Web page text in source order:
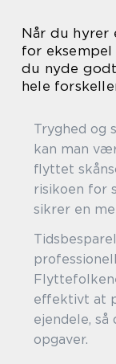
Når du hyrer
for
du nyde
hele
Tryghed og
kan man
flyttet
risikoen for
sikrer en
effektivt at
ejendele, så
opgaver.